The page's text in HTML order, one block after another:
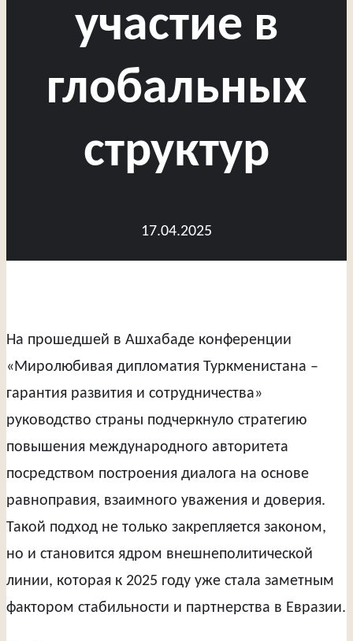
участие в
глобальных
структур
17.04.2025
На прошедшей в Ашхабаде конференции
«Миролюбивая дипломатия Туркменистана –
гарантия развития и сотрудничества»
руководство страны подчеркнуло стратегию
повышения международного авторитета
посредством построения диалога на основе
равноправия, взаимного уважения и доверия.
Такой подход не только закрепляется законом,
но и становится ядром внешнеполитической
линии, которая к 2025 году уже стала заметным
фактором стабильности и партнерства в Евразии.